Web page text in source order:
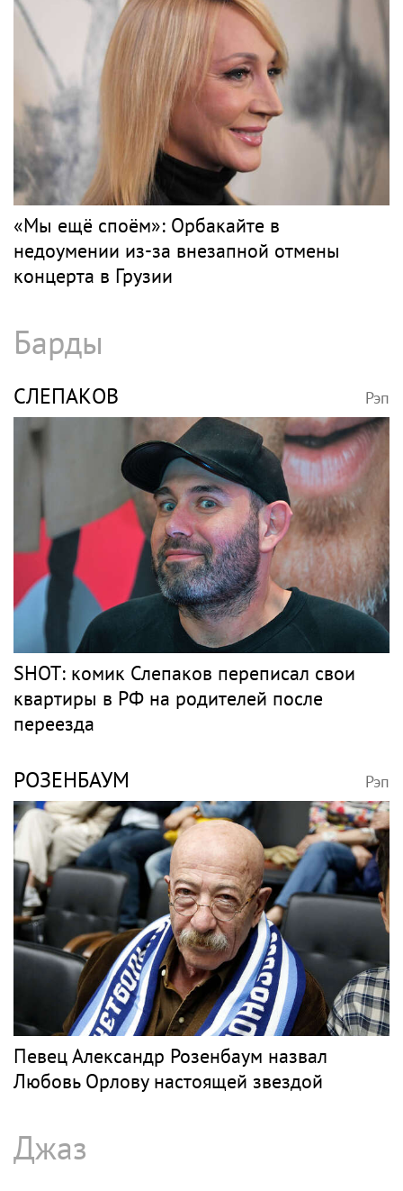
«Мы ещё споём»: Орбакайте в
недоумении из-за внезапной отмены
концерта в Грузии
Барды
СЛЕПАКОВ Рэп
SHOT: комик Слепаков переписал свои
квартиры в РФ на родителей после
переезда
РОЗЕНБАУМ Рэп
Певец Александр Розенбаум назвал
Любовь Орлову настоящей звездой
Джаз